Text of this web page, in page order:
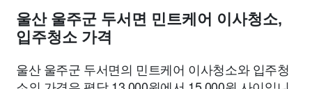
울산 울주군 두서면 민트케어 이사청소,
입주청소 가격
울산 울주군 두서면의 민트케어 이사청소와 입주청